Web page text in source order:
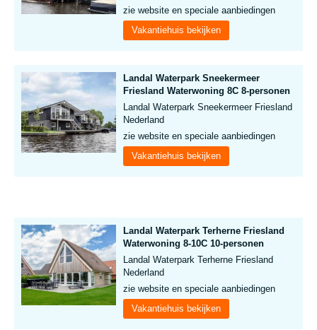
zie website en speciale aanbiedingen
Vakantiehuis bekijken
Landal Waterpark Sneekermeer
Friesland Waterwoning 8C 8-personen
Landal Waterpark Sneekermeer Friesland
Nederland
zie website en speciale aanbiedingen
Vakantiehuis bekijken
Landal Waterpark Terherne Friesland
Waterwoning 8-10C 10-personen
Landal Waterpark Terherne Friesland
Nederland
zie website en speciale aanbiedingen
Vakantiehuis bekijken